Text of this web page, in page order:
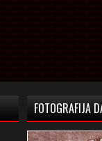
FOTOGRAFIJA